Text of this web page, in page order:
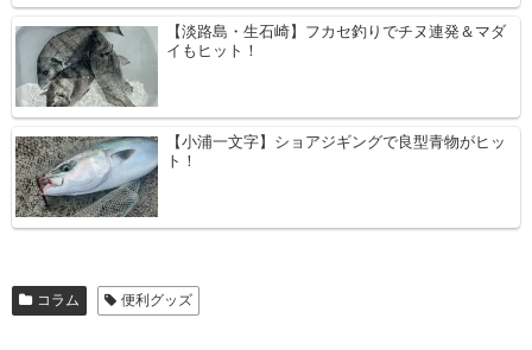
【淡路島・生石崎】フカセ釣りでチヌ連発＆マダ
イもヒット！
【小浦一文字】ショアジギングで良型青物がヒッ
ト！
コラム 便利グッズ